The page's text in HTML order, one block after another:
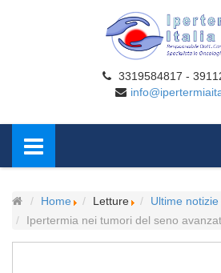
3319584817 -
Home Letture
Ultime
Ipertermia nei tumori del seno